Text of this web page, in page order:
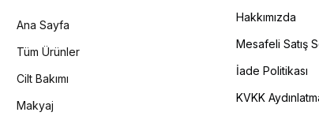
Ana Sayfa
Tüm Ürünler
Cilt Bakımı
Makyaj
Hakkımızda
Mesafeli Satış
İade Politikası
KVKK